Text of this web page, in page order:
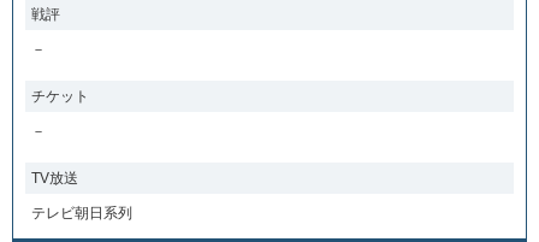
戦評
－
チケット
－
TV放送
テレビ朝日系列